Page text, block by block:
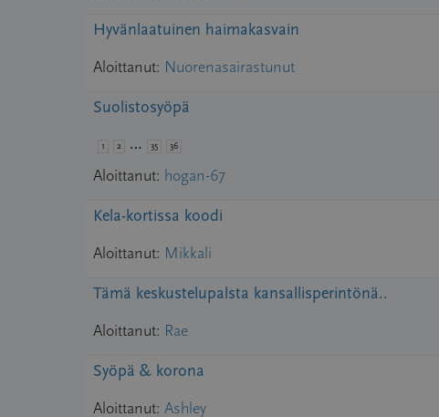
Hyvänlaatuinen haimakasvain
Aloittanut: Nuorenasairastunut
Suolistosyöpä
1 2 … 35 36
Aloittanut: hogan-67
Kela-kortissa koodi
Aloittanut: Mikkali
Tämä keskustelupalsta kansallisperintönä..
Aloittanut: Rae
Syöpä & korona
Aloittanut: Ashley